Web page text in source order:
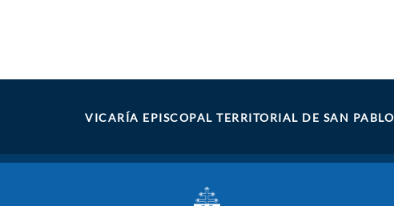
VICARÍA EPISCOPAL TERRITORIAL DE SAN PABLO